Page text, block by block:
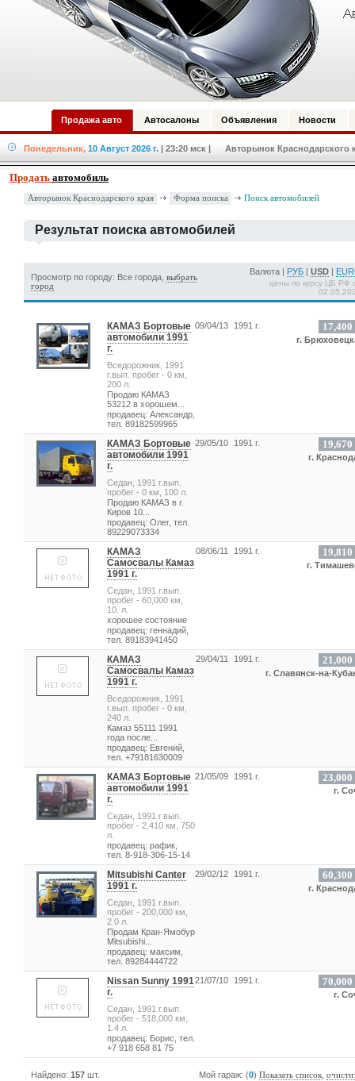
Продажа авто Автосалоны Объявления Новости
Понедельник, 10 Август 2026 г. | 23:20 мск | Авторынок Краснодарского
Продать автомобиль
Авторынок Краснодарского края Форма поиска Поиск автомобилей
Результат поиска автомобилей
Просмотр по городу: Все города,выбрать
город
Валюта | РУБ |USD |
цены по курсу ЦБ РФ
КАМАЗ Бортовые
автомобили 1991
г.
Вседорожник, 1991
г.вып. пробег - 0 км,
200 л.
Продаю КАМАЗ
53212 в хорошем...
продавец: Александр,
тел. 89182599965
09/04/13 1991 г. 17,400
г.
КАМАЗ Бортовые
автомобили 1991
г.
Седан, 1991 г.вып.
пробег - 0 км, 100 л.
Продаю КАМАЗ в г.
Киров 10...
продавец: Олег, тел.
89229073334
29/05/10 1991 г. 19,670
г.
КАМАЗ
Самосвалы Камаз
1991 г.
Седан, 1991 г.вып.
пробег - 60,000 км,
10. л.
хорошее состояние
продавец: геннадий,
тел. 89183941450
08/06/11 1991 г. 19,810
г.
КАМАЗ
Самосвалы Камаз
1991 г.
Вседорожник, 1991
г.вып. пробег - 0 км,
240 л.
Камаз 55111 1991
года после...
продавец: Евгений,
тел. +79181630009
29/04/11 1991 г. 21,000
г. Славянск-на-
КАМАЗ Бортовые
автомобили 1991
г.
Седан, 1991 г.вып.
пробег - 2,410 км, 750
л.
продавец: рафик,
тел. 8-918-306-15-14
21/05/09 1991 г. 23,000
г.
Mitsubishi Canter
1991 г.
Седан, 1991 г.вып.
пробег - 200,000 км,
2.0 л.
Продам Кран-Ямобур
Mitsubishi...
продавец: максим,
тел. 89284444722
29/02/12 1991 г. 60,300
г.
Nissan Sunny 1991
г.
Седан, 1991 г.вып.
пробег - 518,000 км,
1.4 л.
продавец: Борис, тел.
+7 918 658 81 75
21/07/10 1991 г. 70,000
г.
Найдено:157 шт. Мой гараж: (0)Показать список ,